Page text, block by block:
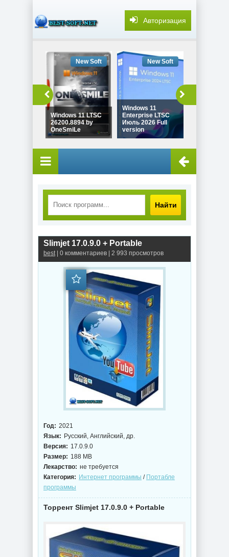
Авторизация
Windows 11 LTSC
26200.8894 by
OneSmiLe
New Soft
Windows 11
Enterprise LTSC
Июль 2026 Full
version
New Soft
Найти
Slimjet 17.0.9.0 + Portable
best| 0 комментариев | 2 993 просмотров
Год: 2021
Язык: Русский, Английский, др.
Версия: 17.0.9.0
Размер: 188 MB
Лекарство: не требуется
Категория: Интернет программы / Портабле
программы
Торрент Slimjet 17.0.9.0 + Portable